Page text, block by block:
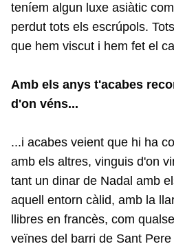
teníem algun luxe asiàtic
perdut tots els escrúpols.
que hem viscut i hem fet el
Amb els anys t'acabes
d'on véns...
...i acabes veient que hi ha
amb els altres, vinguis d'on
tant un dinar de Nadal amb
aquell entorn càlid, amb la
llibres en francès, com
veïnes del barri de Sant